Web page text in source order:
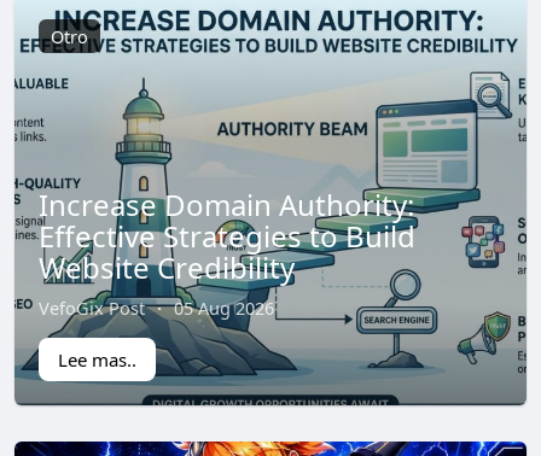
Otro
Increase Domain Authority:
Effective Strategies to Build
Website Credibility
VefoGix Post · 05 Aug 2026
Lee mas..